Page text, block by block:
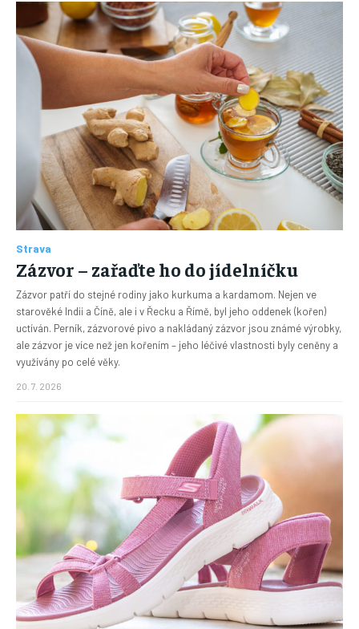
Strava
Zázvor – zařaďte ho do jídelníčku
Zázvor patří do stejné rodiny jako kurkuma a kardamom. Nejen ve
starověké Indii a Číně, ale i v Řecku a Římě, byl jeho oddenek (kořen)
uctíván. Perník, zázvorové pivo a nakládaný zázvor jsou známé výrobky,
ale zázvor je více než jen kořením – jeho léčivé vlastnosti byly ceněny a
využívány po celé věky.
20. 7. 2026